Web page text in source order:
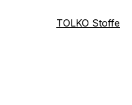
TOLKO Stoffe